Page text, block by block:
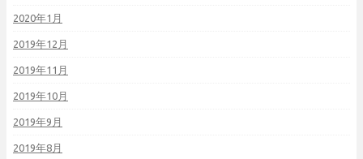
2020年1月
2019年12月
2019年11月
2019年10月
2019年9月
2019年8月